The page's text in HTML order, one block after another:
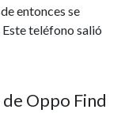
entonces se
teléfono salió
Oppo Find